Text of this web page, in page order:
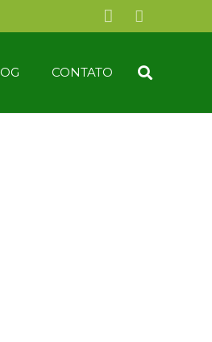
CONTATO